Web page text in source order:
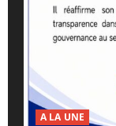
A LA UNE